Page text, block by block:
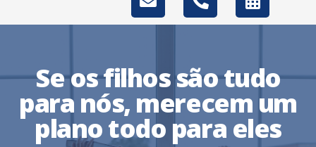
Se os filhos são tudo
para nós, merecem um
plano todo para eles